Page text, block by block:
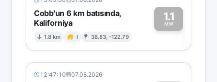
Cobb'un 6 km batısında,
Kaliforniya
1.8 km I 38.83, -122.79
1.1
MW1
12:47:10 07.08.2026